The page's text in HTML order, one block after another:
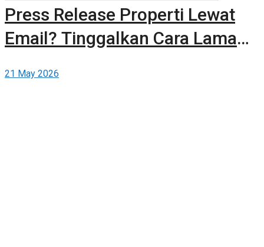
Press Release Properti Lewat
Email? Tinggalkan Cara Lama
Gratis di Berita-Properti.com
21 May 2026